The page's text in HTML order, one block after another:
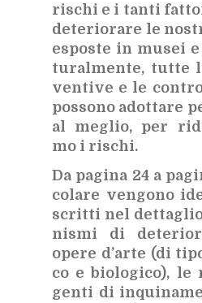
ri­schi e i tan­ti
de­te­rio­ra­re le
espo­ste in mu­sei
tu­ral­men­te, tut­te
ven­ti­ve e le
pos­so­no adot­ta­re
al me­glio, per
mo i ri­schi.
Da pa­gi­na 24 a
co­la­re ven­go­no
scrit­ti nel
ni­smi di
ope­re d’ar­te (di
co e bio­lo­gi­co),
gen­ti di